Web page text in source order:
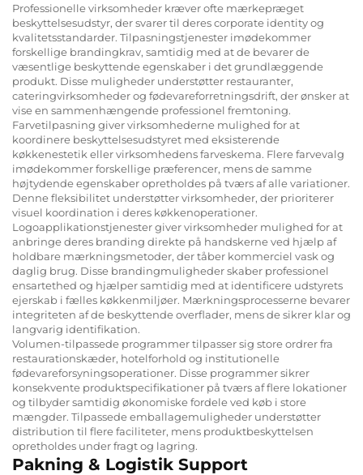
Professionelle virksomheder kræver ofte mærkepræget
beskyttelsesudstyr, der svarer til deres corporate identity og
kvalitetsstandarder. Tilpasningstjenester imødekommer
forskellige brandingkrav, samtidig med at de bevarer de
væsentlige beskyttende egenskaber i det grundlæggende
produkt. Disse muligheder understøtter restauranter,
cateringvirksomheder og fødevareforretningsdrift, der ønsker at
vise en sammenhængende professionel fremtoning.
Farvetilpasning giver virksomhederne mulighed for at
koordinere beskyttelsesudstyret med eksisterende
køkkenestetik eller virksomhedens farveskema. Flere farvevalg
imødekommer forskellige præferencer, mens de samme
højtydende egenskaber opretholdes på tværs af alle variationer.
Denne fleksibilitet understøtter virksomheder, der prioriterer
visuel koordination i deres køkkenoperationer.
Logoapplikationstjenester giver virksomheder mulighed for at
anbringe deres branding direkte på handskerne ved hjælp af
holdbare mærkningsmetoder, der tåber kommerciel vask og
daglig brug. Disse brandingmuligheder skaber professionel
ensartethed og hjælper samtidig med at identificere udstyrets
ejerskab i fælles køkkenmiljøer. Mærkningsprocesserne bevarer
integriteten af de beskyttende overflader, mens de sikrer klar og
langvarig identifikation.
Volumen-tilpassede programmer tilpasser sig store ordrer fra
restaurationskæder, hotelforhold og institutionelle
fødevareforsyningsoperationer. Disse programmer sikrer
konsekvente produktspecifikationer på tværs af flere lokationer
og tilbyder samtidig økonomiske fordele ved køb i store
mængder. Tilpassede emballagemuligheder understøtter
distribution til flere faciliteter, mens produktbeskyttelsen
opretholdes under fragt og lagring.
Pakning & Logistik Support